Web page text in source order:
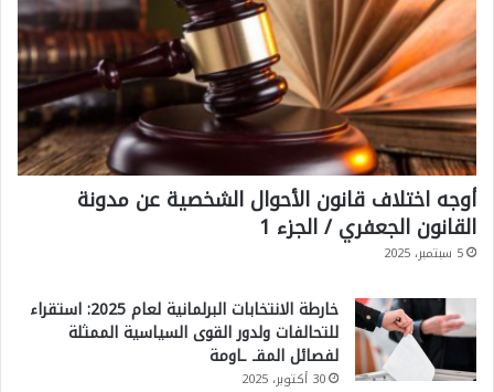
ح
د
ي
ا
ت
أوجه اختلاف قانون الأحوال الشخصية عن مدونة
القانون الجعفري / الجزء 1
5 سبتمبر، 2025
خارطة الانتخابات البرلمانية لعام 2025: استقراء
للتحالفات ولدور القوى السياسية الممثلة
لفصائل المقـ ـاومة
30 أكتوبر، 2025